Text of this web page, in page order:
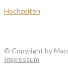
Hochzeiten
© Copyright by
Impressum